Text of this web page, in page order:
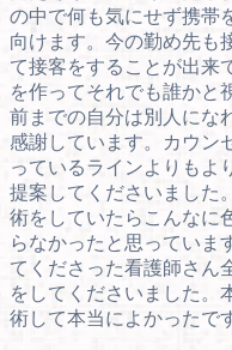
の中で何も気にせず携帯
向けます。今の勤め先も
て接客をすることが出来
を作ってそれでも誰かと
前までの自分は別人にな
感謝しています。カウン
っているラインよりもよ
提案してくださいました
術をしていたらこんなに
らなかったと思っていま
てくださった看護師さん
をしてくださいました。
術して本当によかったで